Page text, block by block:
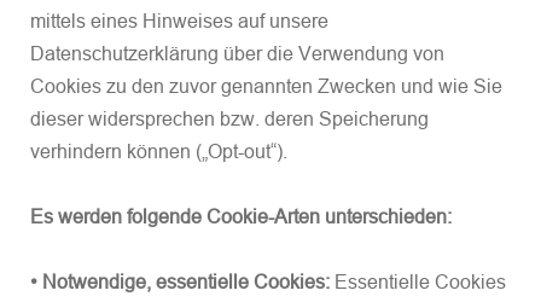
mittels eines Hinweises auf unsere
Datenschutzerklärung über die Verwendung von
Cookies zu den zuvor genannten Zwecken und wie Sie
dieser widersprechen bzw. deren Speicherung
verhindern können („Opt-out“).
Es werden folgende Cookie-Arten unterschieden:
• Notwendige, essentielle Cookies: Essentielle Cookies